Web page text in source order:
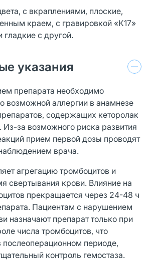
с вкраплениями, плоские,
краем, с гравировкой «К17»
гладкие с другой.
указания
препарата необходимо
возможной аллергии в анамнезе
содержащих кеторолак
за возможного риска развития
прием первой дозы проводят
врача.
агрегацию тромбоцитов и
свертывания крови. Влияние на
прекращается через 24-48 ч
Пациентам с нарушением
назначают препарат только при
числа тромбоцитов, что
периоде,
контроль гемостаза.